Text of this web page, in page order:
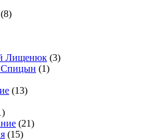
(8)
Лищенюк (3)
Спицын (1)
(13)
(21)
(15)